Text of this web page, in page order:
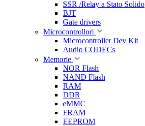
SSR /Relay a Stato Solido
BJT
Gate drivers
Microcontrollori
Microcontroller Dev Kit
Audio CODECs
Memorie
NOR Flash
NAND Flash
RAM
DDR
eMMC
FRAM
EEPROM